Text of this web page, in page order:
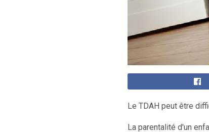
Le TDAH peut être
La parentalité d'un